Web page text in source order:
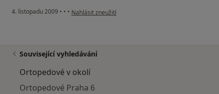
4. listopadu 2009 • • • podle názoru uživatele Pacient
Nahlásit zneužití
Související vyhledávání
Ortopedové v okolí
Ortopedové Praha 6